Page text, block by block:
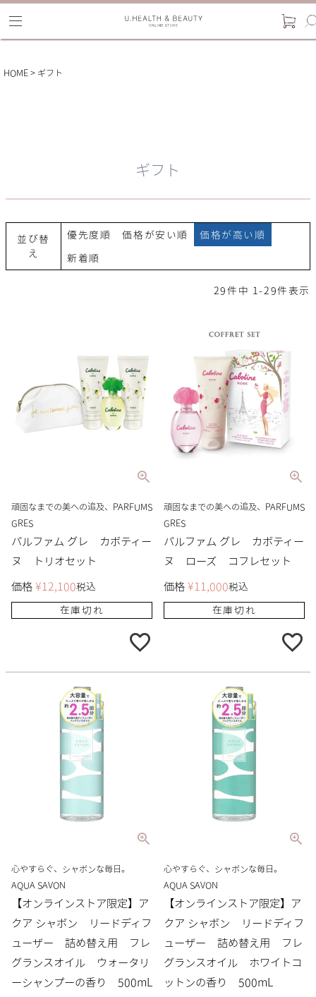
HOME ギフト
ギフト
並び替
え
優先度順 価格が安い順 価格が高い順
新着順
29 件中 1-29件表示
頑固なまでの美への追及、PARFUMS
GRES
パルファム グレ カボティー
ヌ トリオセット
価格 ¥12,100税込
在庫切れ
頑固なまでの美への追及、PARFUMS
GRES
パルファム グレ カボティー
ヌ ローズ コフレセット
価格 ¥11,000税込
在庫切れ
心やすらぐ、シャボンな毎日。
AQUA SAVON
【オンラインストア限定】ア
クア シャボン リードディフ
ューザー 詰め替え用 フレ
グランスオイル ウォータリ
ーシャンプーの香り 500mL
心やすらぐ、シャボンな毎日。
AQUA SAVON
【オンラインストア限定】ア
クア シャボン リードディフ
ューザー 詰め替え用 フレ
グランスオイル ホワイトコ
ットンの香り 500mL